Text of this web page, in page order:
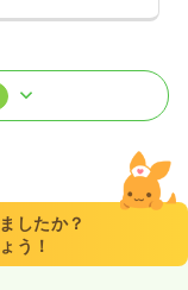
一般病院
したか？
う！